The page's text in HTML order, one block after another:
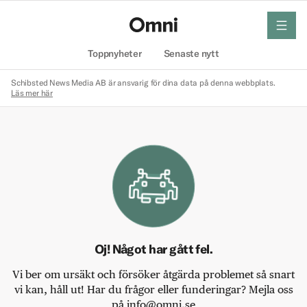
Toppnyheter Senaste nytt
meny
Schibsted News Media AB är ansvarig för dina data på denna webbplats.
Läs mer här
Oj! Något har gått fel.
Vi ber om ursäkt och försöker åtgärda problemet så snart
vi kan, håll ut! Har du frågor eller funderingar? Mejla oss